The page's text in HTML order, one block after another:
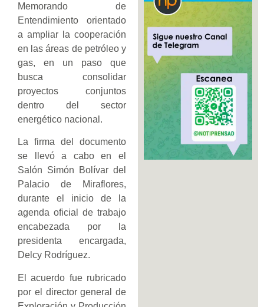
Memorando de
Entendimiento orientado
a ampliar la cooperación
en las áreas de petróleo y
gas, en un paso que
busca consolidar
proyectos conjuntos
dentro del sector
energético nacional.
La firma del documento
se llevó a cabo en el
Salón Simón Bolívar del
Palacio de Miraflores,
durante el inicio de la
agenda oficial de trabajo
encabezada por la
presidenta encargada,
Delcy Rodríguez.
El acuerdo fue rubricado
por el director general de